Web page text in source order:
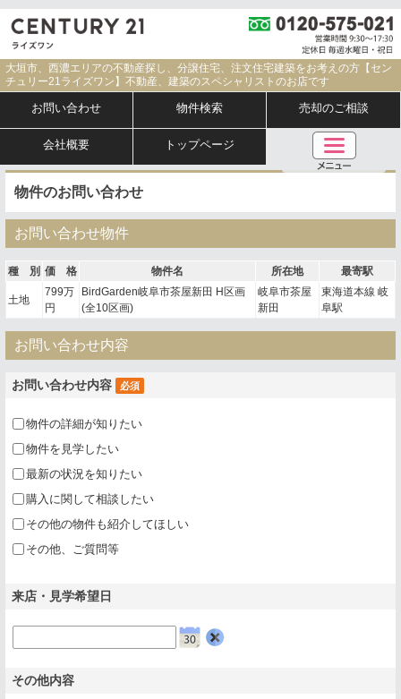
大垣市、西濃エリアの不動産探し、分譲住宅、注文住宅建築をお考えの方【セン
チュリー21ライズワン】不動産、建築のスペシャリストのお店です
お問い合わせ 物件検索 売却のご相談
会社概要 トップページ
物件のお問い合わせ
お問い合わせ物件
種 別 価 格 物件名 所在地 最寄駅
土地
799万
円
BirdGarden岐阜市茶屋新田 H区画
(全10区画)
岐阜市茶屋
新田
東海道本線 岐
阜駅
お問い合わせ内容
お問い合わせ内容 必須
物件の詳細が知りたい
物件を見学したい
最新の状況を知りたい
購入に関して相談したい
その他の物件も紹介してほしい
その他、ご質問等
来店・見学希望日
その他内容